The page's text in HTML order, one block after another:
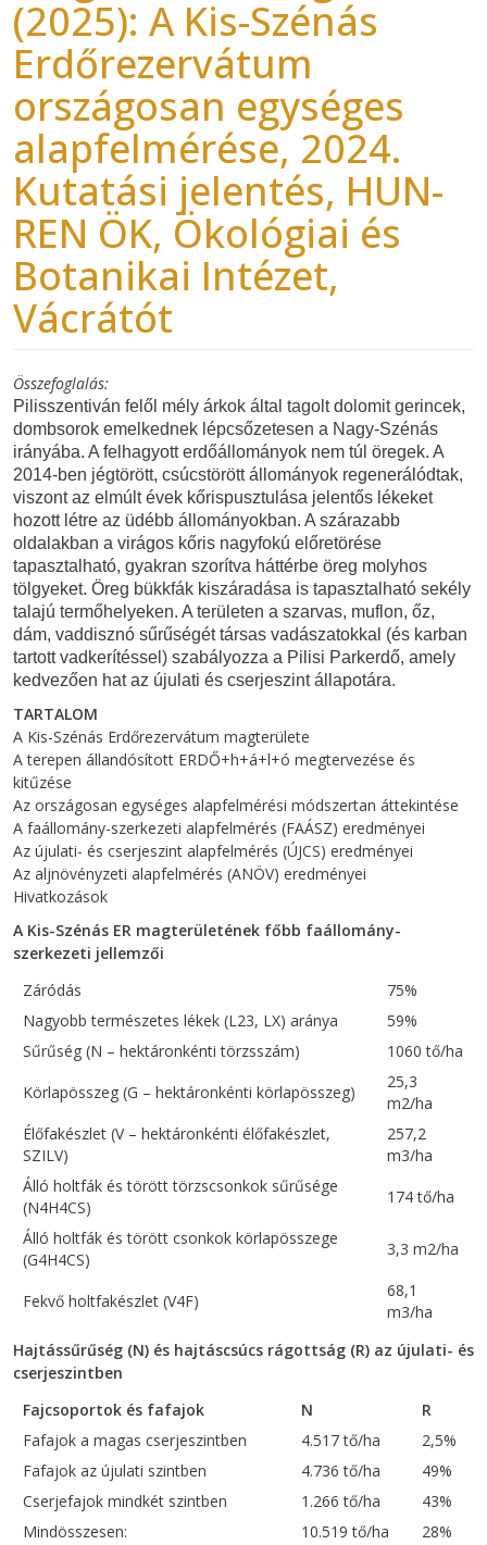
(2025): A Kis-Szénás
Erdőrezervátum
országosan egységes
alapfelmérése, 2024.
Kutatási jelentés, HUN-
REN ÖK, Ökológiai és
Botanikai Intézet,
Vácrátót
Összefoglalás
Pilisszentiván felől mély árkok által tagolt dolomit gerincek,
dombsorok emelkednek lépcsőzetesen a Nagy-Szénás
irányába. A felhagyott erdőállományok nem túl öregek. A
2014-ben jégtörött, csúcstörött állományok regenerálódtak,
viszont az elmúlt évek kőrispusztulása jelentős lékeket
hozott létre az üdébb állományokban. A szárazabb
oldalakban a virágos kőris nagyfokú előretörése
tapasztalható, gyakran szorítva háttérbe öreg molyhos
tölgyeket. Öreg bükkfák kiszáradása is tapasztalható sekély
talajú termőhelyeken. A területen a szarvas, muflon, őz,
dám, vaddisznó sűrűségét társas vadászatokkal (és karban
tartott vadkerítéssel) szabályozza a Pilisi Parkerdő, amely
kedvezően hat az újulati és cserjeszint állapotára.
TARTALOM
A Kis-Szénás Erdőrezervátum magterülete
A terepen állandósított ERDŐ+h+á+l+ó megtervezése és
kitűzése
Az országosan egységes alapfelmérési módszertan áttekintése
A faállomány-szerkezeti alapfelmérés (FAÁSZ) eredményei
Az újulati- és cserjeszint alapfelmérés (ÚJCS) eredményei
Az aljnövényzeti alapfelmérés (ANÖV) eredményei
Hivatkozások
A Kis-Szénás ER magterületének főbb faállomány-
szerkezeti jellemzői
Záródás
75%
Nagyobb természetes lékek (L23, LX) aránya
59%
Sűrűség (N – hektáronkénti törzsszám)
1060 tő/ha
Körlapösszeg (G – hektáronkénti körlapösszeg)
25,3
m2/ha
Élőfakészlet (V – hektáronkénti élőfakészlet,
SZILV)
257,2
m3/ha
Álló holtfák és törött törzscsonkok sűrűsége
(N4H4CS)
174 tő/ha
Álló holtfák és törött csonkok körlapösszege
(G4H4CS)
3,3 m2/ha
Fekvő holtfakészlet (V4F)
68,1
m3/ha
Hajtássűrűség (N) és hajtáscsúcs rágottság (R) az újulati- és
cserjeszintben
Fajcsoportok és fafajok
N
R
Fafajok a magas cserjeszintben
4.517 tő/ha
2,5%
Fafajok az újulati szintben
4.736 tő/ha
49%
Cserjefajok mindkét szintben
1.266 tő/ha
43%
Mindösszesen:
10.519 tő/ha
28%